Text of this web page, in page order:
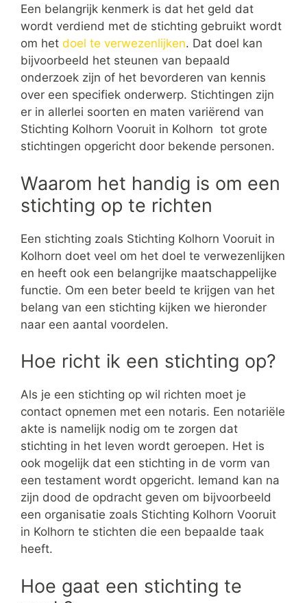
Een belangrijk kenmerk is dat het geld dat
wordt verdiend met de stichting gebruikt wordt
om het doel te verwezenlijken. Dat doel kan
bijvoorbeeld het steunen van bepaald
onderzoek zijn of het bevorderen van kennis
over een specifiek onderwerp. Stichtingen zijn
er in allerlei soorten en maten variërend van
Stichting Kolhorn Vooruit in Kolhorn tot grote
stichtingen opgericht door bekende personen.
Waarom het handig is om een
stichting op te richten
Een stichting zoals Stichting Kolhorn Vooruit in
Kolhorn doet veel om het doel te verwezenlijken
en heeft ook een belangrijke maatschappelijke
functie. Om een beter beeld te krijgen van het
belang van een stichting kijken we hieronder
naar een aantal voordelen.
Hoe richt ik een stichting op?
Als je een stichting op wil richten moet je
contact opnemen met een notaris. Een notariële
akte is namelijk nodig om te zorgen dat
stichting in het leven wordt geroepen. Het is
ook mogelijk dat een stichting in de vorm van
een testament wordt opgericht. Iemand kan na
zijn dood de opdracht geven om bijvoorbeeld
een organisatie zoals Stichting Kolhorn Vooruit
in Kolhorn te stichten die een bepaalde taak
heeft.
Hoe gaat een stichting te